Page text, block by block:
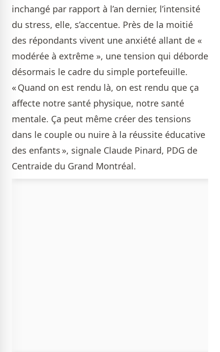
inchangé par rapport à l’an dernier, l’intensité
du stress, elle, s’accentue. Près de la moitié
des répondants vivent une anxiété allant de «
modérée à extrême », une tension qui déborde
désormais le cadre du simple portefeuille.
« Quand on est rendu là, on est rendu que ça
affecte notre santé physique, notre santé
mentale. Ça peut même créer des tensions
dans le couple ou nuire à la réussite éducative
des enfants », signale Claude Pinard, PDG de
Centraide du Grand Montréal.